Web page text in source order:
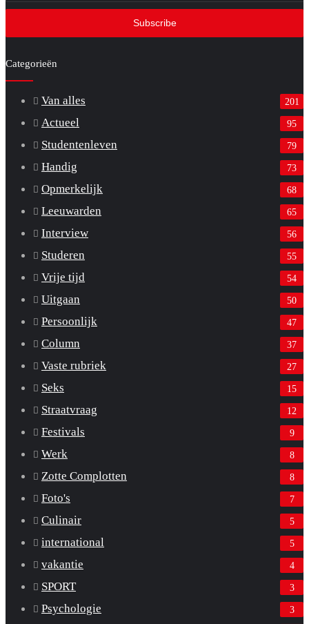
Categorieën
Van alles 201
Actueel 95
Studentenleven 79
Handig 73
Opmerkelijk 68
Leeuwarden 65
Interview 56
Studeren 55
Vrije tijd 54
Uitgaan 50
Persoonlijk 47
Column 37
Vaste rubriek 27
Seks 15
Straatvraag 12
Festivals 9
Werk 8
Zotte Complotten 8
Foto's 7
Culinair 5
international 5
vakantie 4
SPORT 3
Psychologie 3